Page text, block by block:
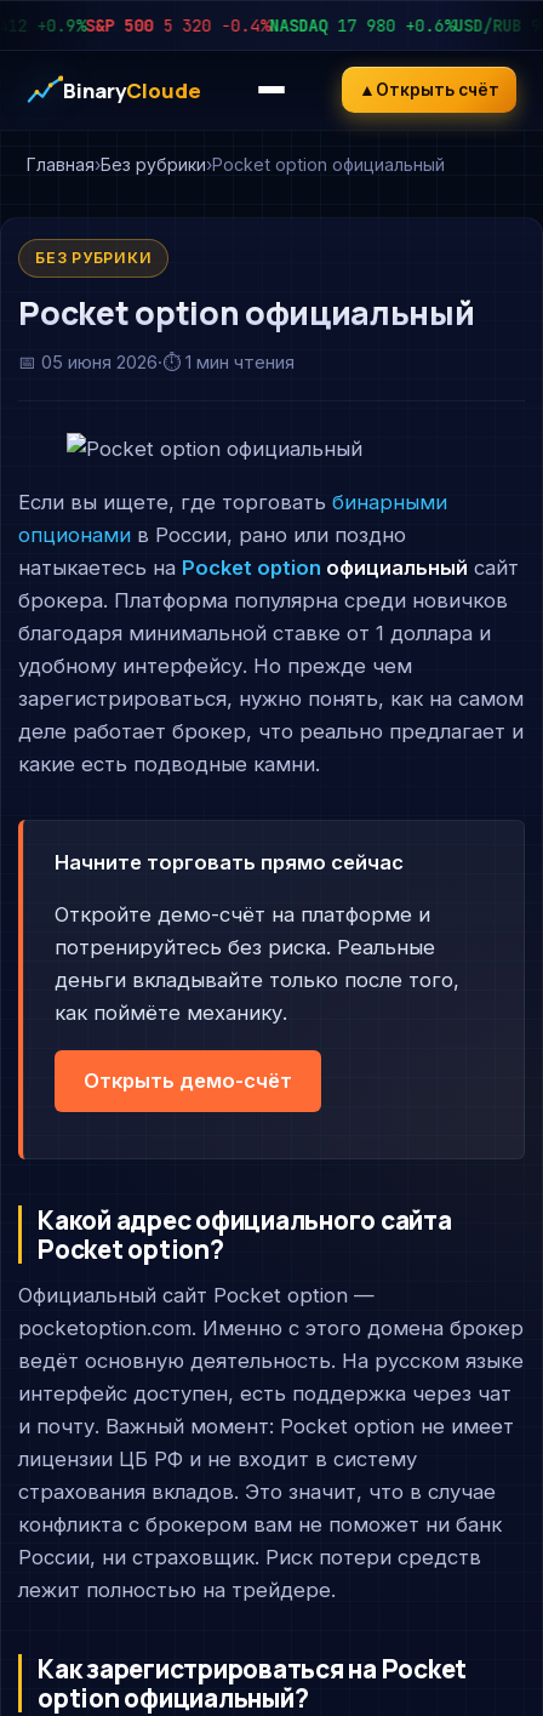
+0.9%S&P 500 5 320 −0.4%NASDAQ 17 980 +0.6%USD/RUB
BinaryCloude ▲ Открыть счёт
Главная Без рубрики Pocket option официальный
БЕЗ РУБРИКИ
Pocket option официальный
📅05 июня 2026·⏱ 1 мин чтения
Если вы ищете, где торговатьбинарными
опционами в России, рано или поздно
натыкаетесь на Pocket option официальный сайт
брокера. Платформа популярна среди новичков
благодаря минимальной ставке от 1 доллара и
удобному интерфейсу. Но прежде чем
зарегистрироваться, нужно понять, как на самом
деле работает брокер, что реально предлагает и
какие есть подводные камни.
Начните торговать прямо сейчас
Откройте демо-счёт на платформе и
потренируйтесь без риска. Реальные
деньги вкладывайте только после того,
как поймёте механику.
Открыть демо-счёт
Какой адрес официального сайта
Pocket option?
Официальный сайт Pocket option —
pocketoption.com. Именно с этого домена брокер
ведёт основную деятельность. На русском языке
интерфейс доступен, есть поддержка через чат
и почту. Важный момент: Pocket option не имеет
лицензии ЦБ РФ и не входит в систему
страхования вкладов. Это значит, что в случае
конфликта с брокером вам не поможет ни банк
России, ни страховщик. Риск потери средств
лежит полностью на трейдере.
Как зарегистрироваться на Pocket
option официальный?